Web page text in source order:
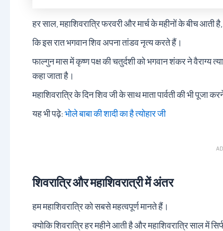
हर साल, महाशिवरात्रि फरवरी और मार्च के महीनों के बीच आती
कि इस रात भगवान शिव अपना तांडव नृत्य करते हैं।
फाल्गुन मास में कृष्ण पक्ष की चतुर्दशी को भगवान शंकर ने वैराग्य
कहा जाता है।
महाशिवरात्रि के दिन शिव जी के साथ माता पार्वती की भी पूजा
यह भी पढ़े: भोले बाबा की शादी का है त्योहार जी
शिवरात्रि और महाशिवरात्री में अंतर
हम महाशिवरात्रि को सबसे महत्वपूर्ण मानते हैं।
क्योकि शिवरात्रि हर महीने आती है और महाशिवरात्रि साल में